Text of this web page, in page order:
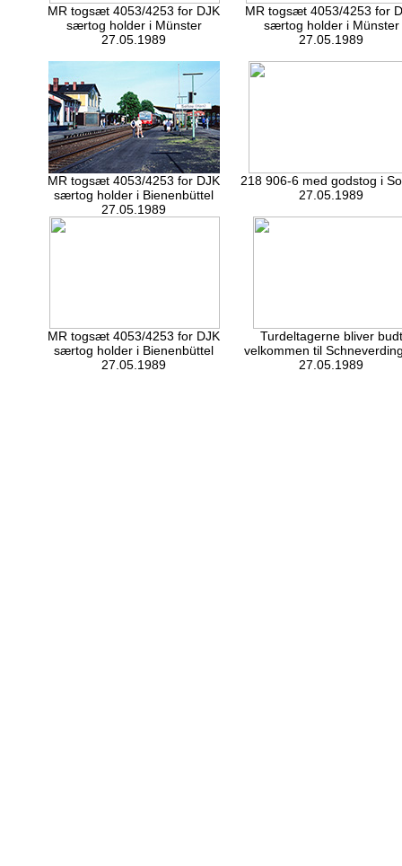
MR togsæt 4053/4253 for DJK
særtog holder i Münster
27.05.1989
MR togsæt 4053/4253 for
særtog holder i Münster
27.05.1989
MR togsæt 4053/4253 for DJK
særtog holder i Bienenbüttel
27.05.1989
218 906-6 med godstog i
27.05.1989
MR togsæt 4053/4253 for DJK
særtog holder i Bienenbüttel
27.05.1989
Turdeltagerne bliver budt
velkommen til
27.05.1989